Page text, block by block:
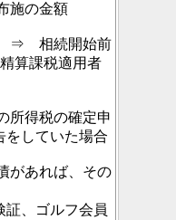
施の金額
⇒ 相続開始前
算課税適用者
所得税の確定申
していた場合
があれば、その
、ゴルフ会員